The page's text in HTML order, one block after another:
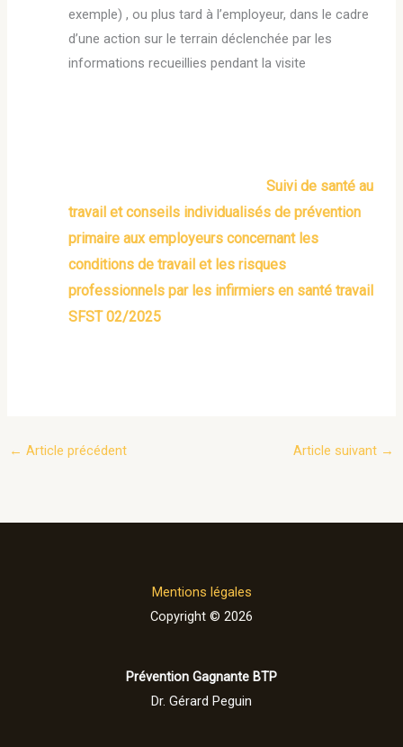
exemple) , ou plus tard à l’employeur, dans le cadre
d’une action sur le terrain déclenchée par les
informations recueillies pendant la visite
Suivi de santé au
travail et conseils individualisés de prévention
primaire aux employeurs concernant les
conditions de travail et les risques
professionnels par les infirmiers en santé travail
SFST 02/2025
← Article précédent Article suivant →
Mentions légales
Copyright © 2026
Prévention Gagnante BTP
Dr. Gérard Peguin